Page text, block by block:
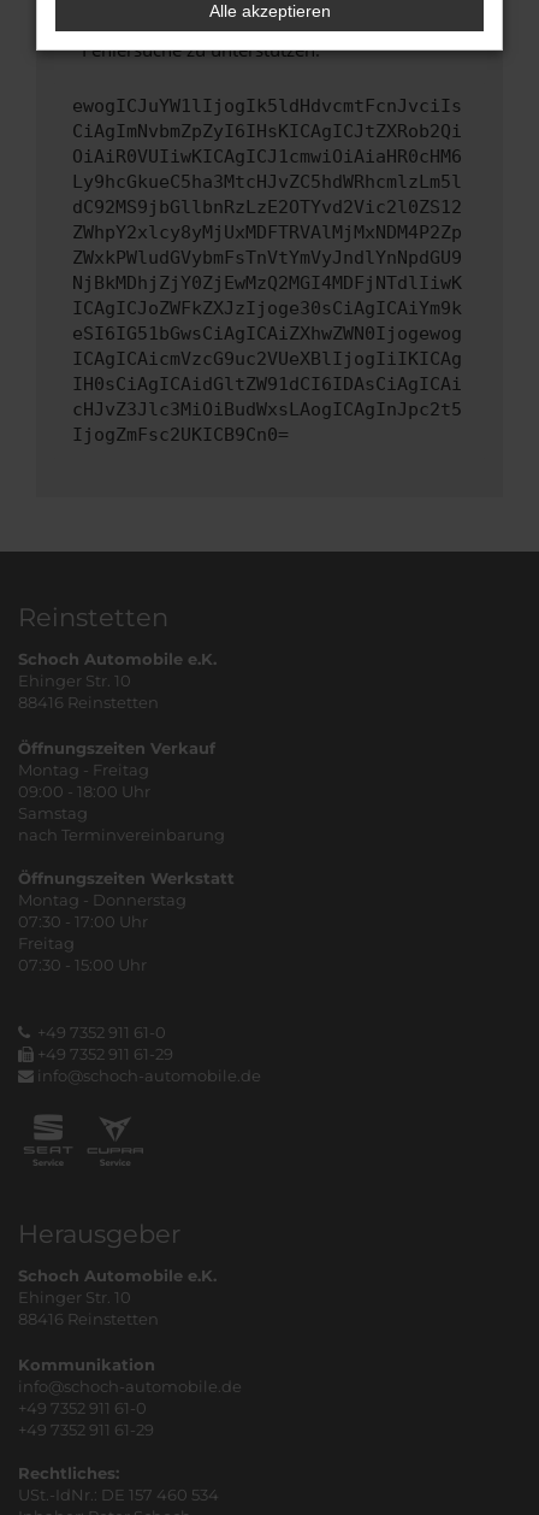
uns diesen Text schicken, um uns bei der
Fehlersuche zu unterstützen:
ewogICJuYW1lIjogIk5ldHdvcmtFcnJvciIs
CiAgImNvbmZpZyI6IHsKICAgICJtZXRob2Qi
OiAiR0VUIiwKICAgICJ1cmwiOiAiaHR0cHM6
Ly9hcGkueC5ha3MtcHJvZC5hdWRhcmlzLm5l
dC92MS9jbGllbnRzLzE2OTYvd2Vic2l0ZS12
ZWhpY2xlcy8yMjUxMDFTRVAlMjMxNDM4P2Zp
ZWxkPWludGVybmFsTnVtYmVyJndlYnNpdGU9
NjBkMDhjZjY0ZjEwMzQ2MGI4MDFjNTdlIiwK
ICAgICJoZWFkZXJzIjoge30sCiAgICAiYm9k
eSI6IG51bGwsCiAgICAiZXhwZWN0Ijogewog
ICAgICAicmVzcG9uc2VUeXBlIjogIiIKICAg
IH0sCiAgICAidGltZW91dCI6IDAsCiAgICAi
cHJvZ3Jlc3MiOiBudWxsLAogICAgInJpc2t5
IjogZmFsc2UKICB9Cn0=
Reinstetten
Schoch Automobile e.K.
Ehinger Str. 10
88416 Reinstetten
Öffnungszeiten Verkauf
Montag - Freitag
09:00 - 18:00 Uhr
Samstag
nach Terminvereinbarung
Öffnungszeiten Werkstatt
Montag - Donnerstag
07:30 - 17:00 Uhr
Freitag
07:30 - 15:00 Uhr
+49 7352 911 61-0
+49 7352 911 61-29
info@schoch-automobile.de
Herausgeber
Schoch Automobile e.K.
Ehinger Str. 10
88416 Reinstetten
Kommunikation
info@schoch-automobile.de
+49 7352 911 61-0
+49 7352 911 61-29
Rechtliches:
USt.-IdNr.: DE 157 460 534
Alle akzeptieren